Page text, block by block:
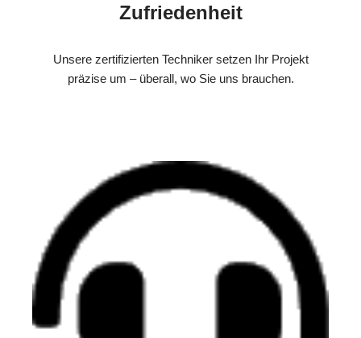
Zufriedenheit
Unsere zertifizierten Techniker setzen Ihr Projekt
präzise um – überall, wo Sie uns brauchen.